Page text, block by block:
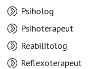
Psiholog
Psihoterapeut
Reabilitolog
Reflexoterapeut